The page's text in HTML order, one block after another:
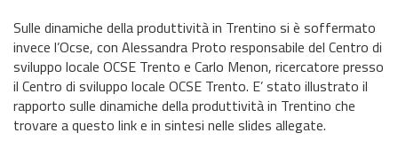
Sulle dinamiche della produttività in Trentino si è soffermato
invece l’Ocse, con Alessandra Proto responsabile del Centro di
sviluppo locale OCSE Trento e Carlo Menon, ricercatore presso
il Centro di sviluppo locale OCSE Trento. E’ stato illustrato il
rapporto sulle dinamiche della produttività in Trentino che
trovare a questo link e in sintesi nelle slides allegate.